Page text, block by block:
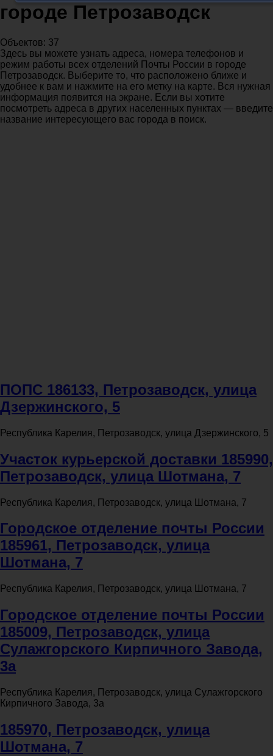
городе Петрозаводск
Объектов: 37
Здесь вы можете узнать адреса, номера телефонов и
режим работы всех отделений Почты России в городе
Петрозаводск. Выберите то, что расположено ближе и
удобнее к вам и нажмите на его метку на карте. Вся нужная
информация появится на экране. Если вы хотите
посмотреть адреса в других населенных пунктах — введите
название интересующего вас города в поиск.
ПОПС 186133, Петрозаводск, улица
Дзержинского, 5
Республика Карелия, Петрозаводск, улица Дзержинского, 5
Участок курьерской доставки 185990,
Петрозаводск, улица Шотмана, 7
Республика Карелия, Петрозаводск, улица Шотмана, 7
Городское отделение почты России
185961, Петрозаводск, улица
Шотмана, 7
Республика Карелия, Петрозаводск, улица Шотмана, 7
Городское отделение почты России
185009, Петрозаводск, улица
Сулажгорского Кирпичного Завода,
3а
Республика Карелия, Петрозаводск, улица Сулажгорского
Кирпичного Завода, 3а
185970, Петрозаводск, улица
Шотмана, 7